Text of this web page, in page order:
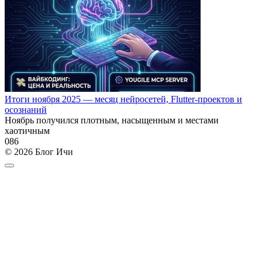
Итоги ноября 2025 — месяц нейросетей, Flutter-проектов и
осознаний
Ноябрь получился плотным, насыщенным и местами
хаотичным
086
© 2026 Блог Ичи